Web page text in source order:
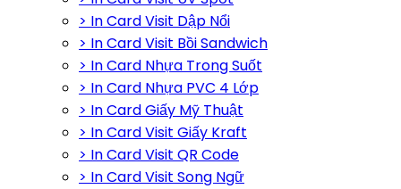
> In Card Visit Dập Nổi
> In Card Visit Bồi Sandwich
> In Card Nhựa Trong Suốt
> In Card Nhựa PVC 4 Lớp
> In Card Giấy Mỹ Thuật
> In Card Visit Giấy Kraft
> In Card Visit QR Code
> In Card Visit Song Ngữ